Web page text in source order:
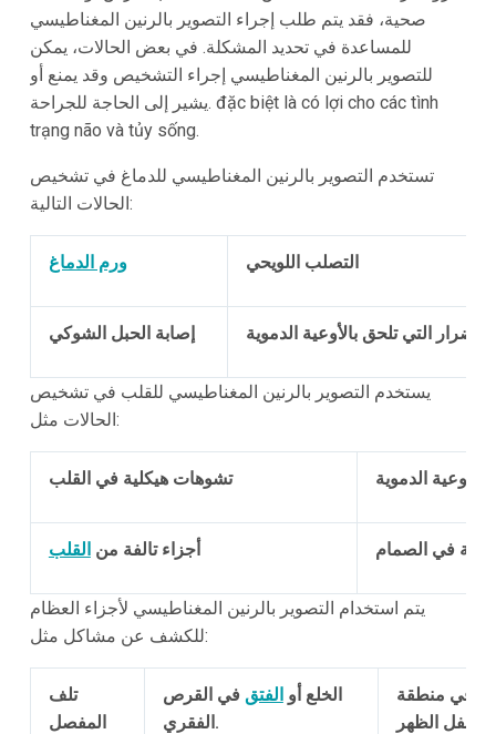
صحية، فقد يتم طلب إجراء التصوير بالرنين المغناطيسي
للمساعدة في تحديد المشكلة. في بعض الحالات، يمكن
للتصوير بالرنين المغناطيسي إجراء التشخيص وقد يمنع أو
يشير إلى الحاجة للجراحة. đặc biệt là có lợi cho các tình
trạng não và tủy sống.
تستخدم التصوير بالرنين المغناطيسي للدماغ في تشخيص
الحالات التالية:
ورم الدماغ التصلب اللويحي
إصابة الحبل الشوكي الأضرار التي تلحق بالأوعية الدموية
يستخدم التصوير بالرنين المغناطيسي للقلب في تشخيص
الحالات مثل:
تشوهات هيكلية في القلب الأوعية الدموية
أجزاء تالفة منالقلب في الصمام
يتم استخدام التصوير بالرنين المغناطيسي لأجزاء العظام
للكشف عن مشاكل مثل:
تلف
المفصل
الخلع أوالفتق في القرص
الفقري.
في منطقة
أسفل الظهر